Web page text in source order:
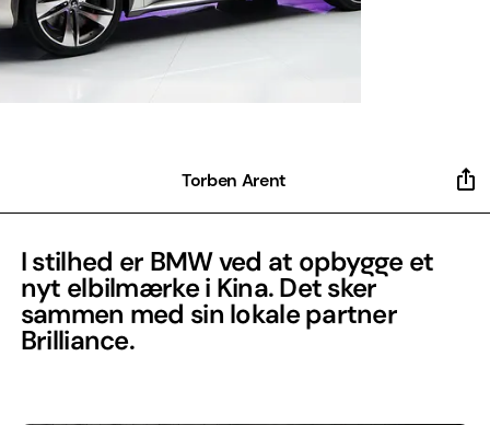
Torben Arent
I stilhed er BMW ved at opbygge et
nyt elbilmærke i Kina. Det sker
sammen med sin lokale partner
Brilliance.